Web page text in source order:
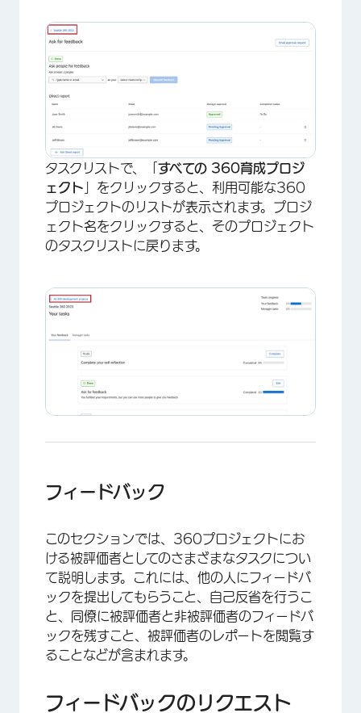
×
タスクリストで、「 すべての 360育成プロジ
ェクト 」をクリックすると、利用可能な360
プロジェクトのリストが表示されます。プロジ
ェクト名をクリックすると、そのプロジェクト
のタスクリストに戻ります。
フィードバック
このセクションでは、360プロジェクトにお
ける被評価者としてのさまざまなタスクについ
て説明します。これには、他の人にフィードバ
ックを提出してもらうこと、自己反省を行うこ
と、同僚に被評価者と非被評価者のフィードバ
ックを残すこと、被評価者のレポートを閲覧す
ることなどが含まれます。
フィードバックのリクエスト